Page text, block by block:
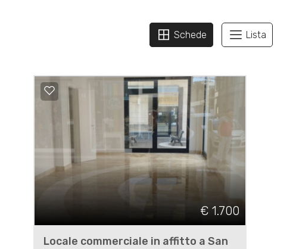
Schede Lista
€ 1.700
Locale commerciale in affitto a San